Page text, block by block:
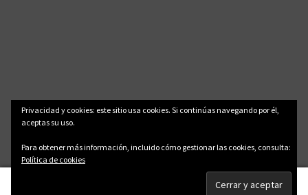
© .: BitSkateShop :. 2006-2026 Aviso legal y privacidad
0
Privacidad y cookies: este sitio usa cookies. Si continúas navegando por él,
aceptas su uso.
Para obtener más información, incluido cómo gestionar las cookies, consulta:
Política de cookies